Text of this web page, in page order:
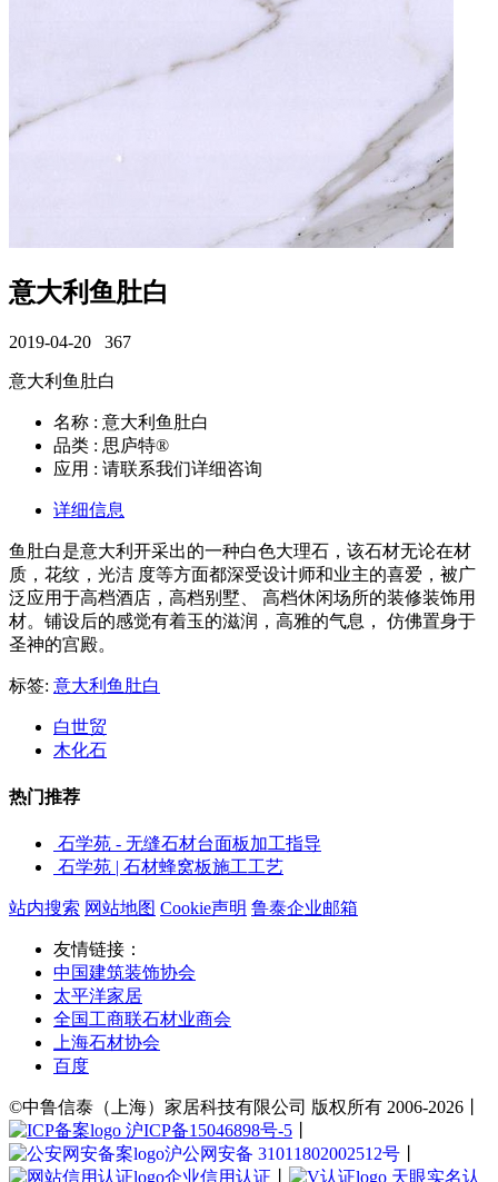
意大利鱼肚白
2019-04-20 367
意大利鱼肚白
名称 : 意大利鱼肚白
品类 : 思庐特®
应用 : 请联系我们详细咨询
详细信息
鱼肚白是意大利开采出的一种白色大理石，该石材无论在材
质，花纹，光洁 度等方面都深受设计师和业主的喜爱，被广
泛应用于高档酒店，高档别墅、 高档休闲场所的装修装饰用
材。铺设后的感觉有着玉的滋润，高雅的气息， 仿佛置身于
圣神的宫殿。
标签: 意大利鱼肚白
白世贸
木化石
热门推荐
石学苑 - 无缝石材台面板加工指导
石学苑 | 石材蜂窝板施工工艺
站内搜索 网站地图 Cookie声明 鲁泰企业邮箱
友情链接：
中国建筑装饰协会
太平洋家居
全国工商联石材业商会
上海石材协会
百度
©中鲁信泰（上海）家居科技有限公司 版权所有 2006-2026丨
沪ICP备15046898号-5
沪公网安备 31011802002512号
企业信用认证
天眼实名认